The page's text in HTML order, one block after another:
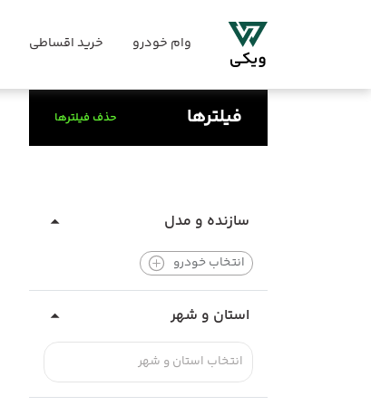
وام خودرو خرید اقساطی
فیلترها حذف فیلترها
سازنده و مدل
انتخاب خودرو
استان و شهر
انتخاب استان و شهر